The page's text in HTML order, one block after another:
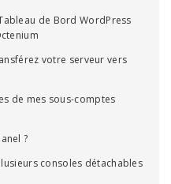
de Bord WordPress
votre serveur vers
de mes sous-comptes
?
consoles détachables